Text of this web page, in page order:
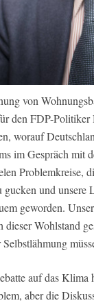
von
den FDP-Politiker
worauf
im Gespräch mit
Problemkreise,
gucken und
geworden.
Wohlstand
auf das Klima
aber die